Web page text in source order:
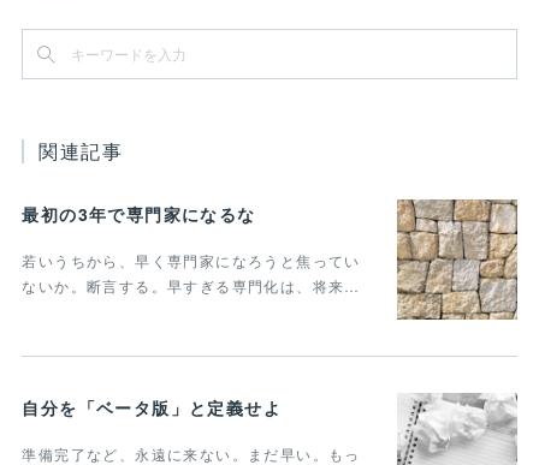
関連記事
最初の3年で専門家になるな
若いうちから、早く専門家になろうと焦ってい
ないか。断言する。早すぎる専門化は、将来…
自分を「ベータ版」と定義せよ
準備完了など、永遠に来ない。まだ早い。もっ